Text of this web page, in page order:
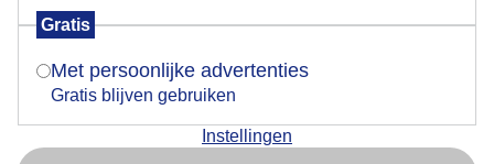
Gratis
Met persoonlijke advertenties
Gratis blijven gebruiken
Instellingen
Door: JOHN dalhuijsen Gemaakt: 04-10-2025, 9x bekeken
Is goed, toon de popup
Nu niet, misschien later